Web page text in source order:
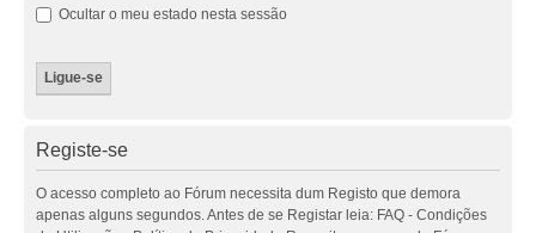
Ocultar o meu estado nesta sessão
Registe-se
O acesso completo ao Fórum necessita dum Registo que demora
apenas alguns segundos. Antes de se Registar leia: FAQ - Condições